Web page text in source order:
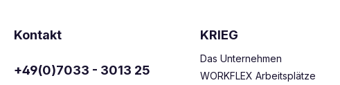
Kontakt
+49(0)7033 - 3013 25
KRIEG
Das Unternehmen
WORKFLEX Arbeitsplätze